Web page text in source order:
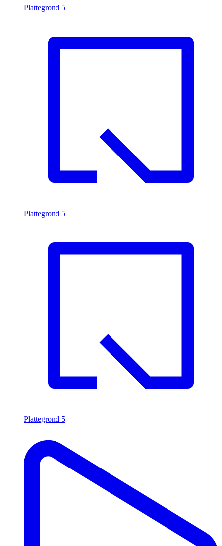
Plattegrond 5
Plattegrond 5
Plattegrond 5